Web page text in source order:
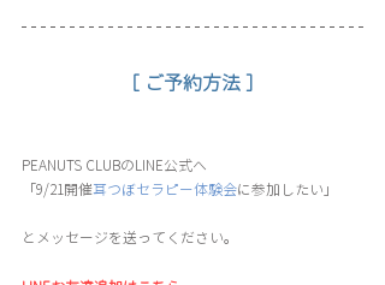
［ ご予約方法 ］
PEANUTS CLUBのLINE公式へ
「9/21開催耳つぼセラピー体験会に参加したい」
とメッセージを送ってください。